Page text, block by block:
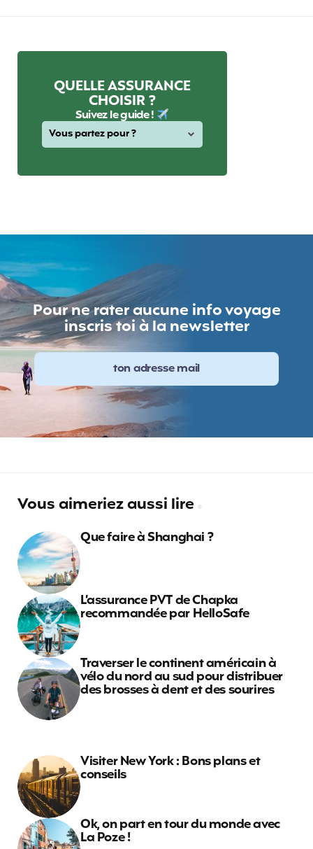
QUELLE ASSURANCE
CHOISIR ?
Suivez le guide !
Pour ne rater aucune info voyage
inscris toi à la newsletter
Vous aimeriez aussi lire
Que faire à Shanghai ?
L’assurance PVT de Chapka
recommandée par HelloSafe
Traverser le continent américain à
vélo du nord au sud pour distribuer
des brosses à dent et des sourires
Visiter New York : Bons plans et
conseils
Ok, on part en tour du monde avec
La Poze !